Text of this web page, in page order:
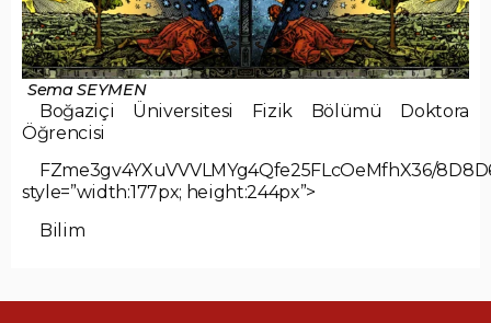
Sema SEYMEN
Boğaziçi Üniversitesi Fizik Bölümü Doktora
Öğrencisi
Bilim